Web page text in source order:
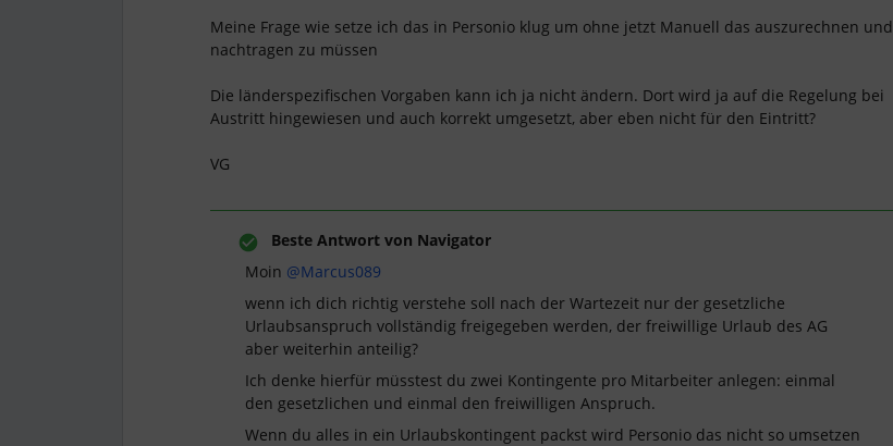
Meine Frage wie setze ich das in Personio klug um ohne jetzt Manuell das auszurechnen und
nachtragen zu müssen
Die länderspezifischen Vorgaben kann ich ja nicht ändern. Dort wird ja auf die Regelung bei
Austritt hingewiesen und auch korrekt umgesetzt, aber eben nicht für den Eintritt?
VG
Beste Antwort von Navigator
Moin ​ @Marcus089
wenn ich dich richtig verstehe soll nach der Wartezeit nur der gesetzliche
Urlaubsanspruch vollständig freigegeben werden, der freiwillige Urlaub des AG
aber weiterhin anteilig?
Ich denke hierfür müsstest du zwei Kontingente pro Mitarbeiter anlegen: einmal
den gesetzlichen und einmal den freiwilligen Anspruch.
Wenn du alles in ein Urlaubskontingent packst wird Personio das nicht so umsetzen